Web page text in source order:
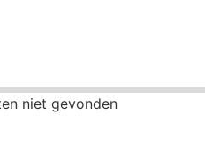
niet gevonden